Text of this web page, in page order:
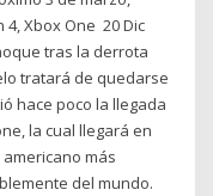
Xbox One 20 Dic
tras la derrota
tratará de quedarse
hace poco la llegada
la cual llegará en
más
del mundo.